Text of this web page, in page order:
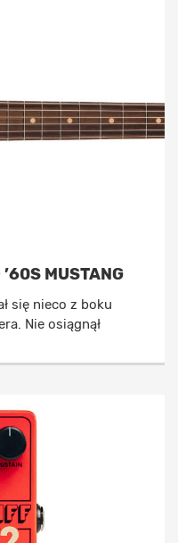
MUSTANG
się nieco z boku
Nie osiągnął